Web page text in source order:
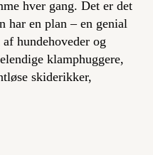
hver gang. Det er det
har en plan – en genial
hundehoveder og
klamphuggere,
skiderikker,